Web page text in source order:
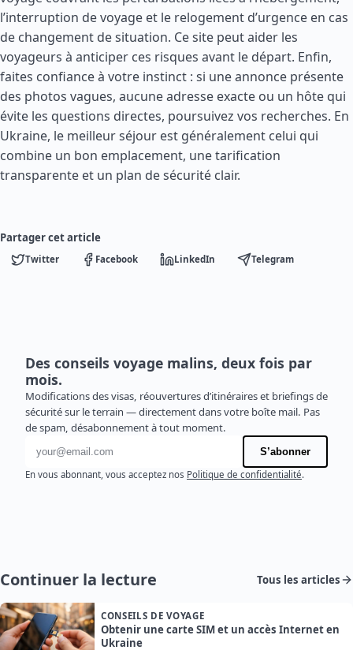
l’interruption de voyage et le relogement d’urgence en cas
de changement de situation. Ce site peut aider les
voyageurs à anticiper ces risques avant le départ. Enfin,
faites confiance à votre instinct : si une annonce présente
des photos vagues, aucune adresse exacte ou un hôte qui
évite les questions directes, poursuivez vos recherches. En
Ukraine, le meilleur séjour est généralement celui qui
combine un bon emplacement, une tarification
transparente et un plan de sécurité clair.
Partager cet article
Twitter Facebook LinkedIn Telegram
Des conseils voyage malins, deux fois par
mois.
Modifications des visas, réouvertures d’itinéraires et briefings de
sécurité sur le terrain — directement dans votre boîte mail. Pas
de spam, désabonnement à tout moment.
Adresse e-mail
S’abonner
En vous abonnant, vous acceptez nos Politique de confidentialité.
Continuer la lecture Tous les articles
CONSEILS DE VOYAGE
Obtenir une carte SIM et un accès Internet en
Ukraine